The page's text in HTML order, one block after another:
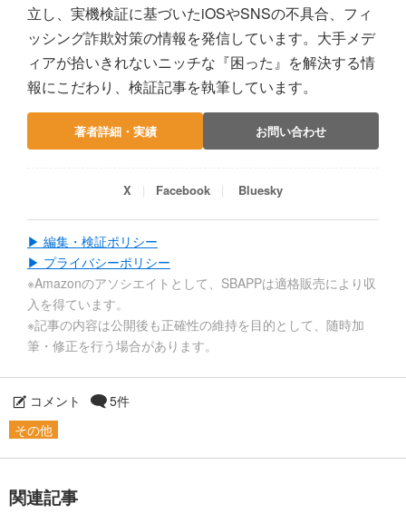
立し、実機検証に基づいたiOSやSNSの不具合、フィ
ッシング詐欺対策の情報を発信しています。大手メデ
ィアが拾いきれないニッチな『困った』を解決する情
報にこだわり、検証記事を執筆しています。
著者詳細・実績 お問い合わせ
X Facebook Bluesky
▶ 編集・検証ポリシー
▶ プライバシーポリシー
※Amazonのアソシエイトとして、SBAPPは適格販売により収
入を得ています。
※記事の内容は公開後も正確性の維持を目的として、随時加
筆・修正を行う場合があります。
コメント
5件
その他
関連記事